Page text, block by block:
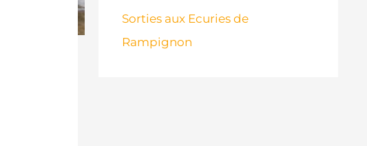
Sorties aux Ecuries de
Rampignon